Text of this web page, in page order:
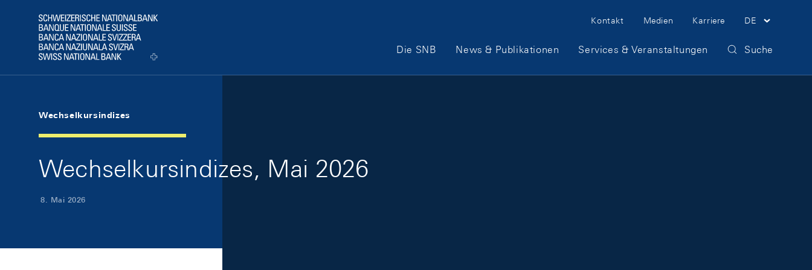
Logo
Meta Navigation
Kontakt Medien Karriere DE
Hauptnavigation
Die SNB News & Publikationen Services & Veranstaltungen Suche
Wechselkursindizes
Wechselkursindizes, Mai 2026
8. Mai 2026